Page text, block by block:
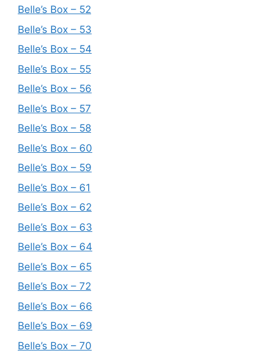
Belle’s Box – 52
Belle’s Box – 53
Belle’s Box – 54
Belle’s Box – 55
Belle’s Box – 56
Belle’s Box – 57
Belle’s Box – 58
Belle’s Box – 60
Belle’s Box – 59
Belle’s Box – 61
Belle’s Box – 62
Belle’s Box – 63
Belle’s Box – 64
Belle’s Box – 65
Belle’s Box – 72
Belle’s Box – 66
Belle’s Box – 69
Belle’s Box – 70